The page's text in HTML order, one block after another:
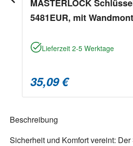
MASTERLOCK
5481EUR, mit
Lieferzeit 2-5 Werktage
35,09 €
Beschreibung
Sicherheit und Komfort vereint: